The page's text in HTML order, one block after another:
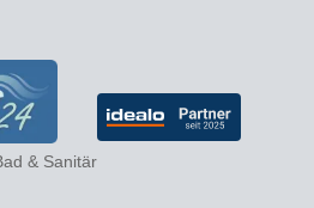
& Sanitär